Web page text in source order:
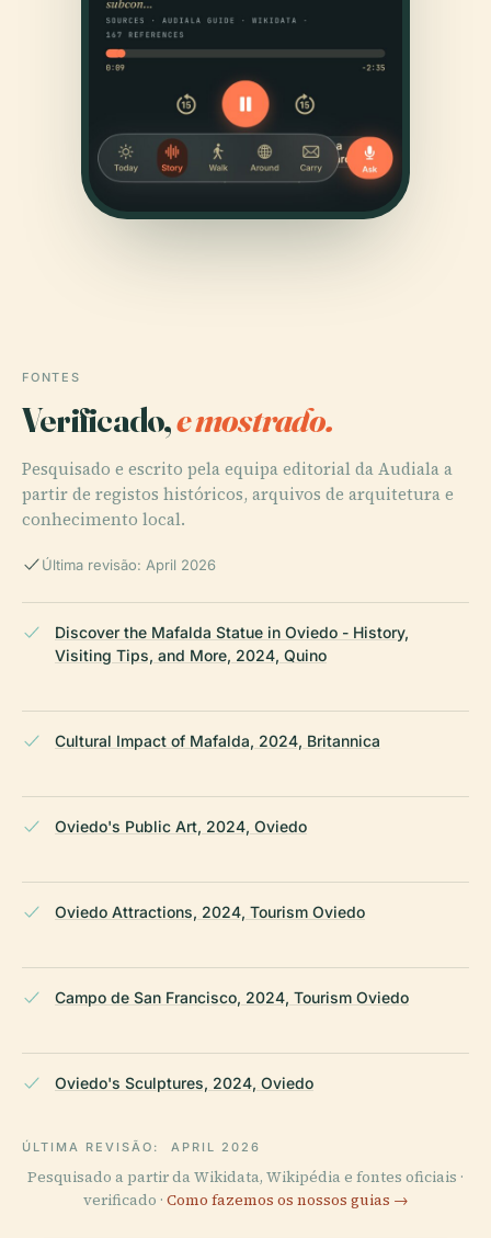
FONTES
Verificado,e mostrado.
Pesquisado e escrito pela equipa editorial da Audiala a
partir de registos históricos, arquivos de arquitetura e
conhecimento local.
Última revisão: April 2026
Discover the Mafalda Statue in Oviedo - History,
Visiting Tips, and More, 2024, Quino
Cultural Impact of Mafalda, 2024, Britannica
Oviedo's Public Art, 2024, Oviedo
Oviedo Attractions, 2024, Tourism Oviedo
Campo de San Francisco, 2024, Tourism Oviedo
Oviedo's Sculptures, 2024, Oviedo
ÚLTIMA REVISÃO: APRIL 2026
Pesquisado a partir da Wikidata, Wikipédia e fontes oficiais ·
verificado · Como fazemos os nossos guias →